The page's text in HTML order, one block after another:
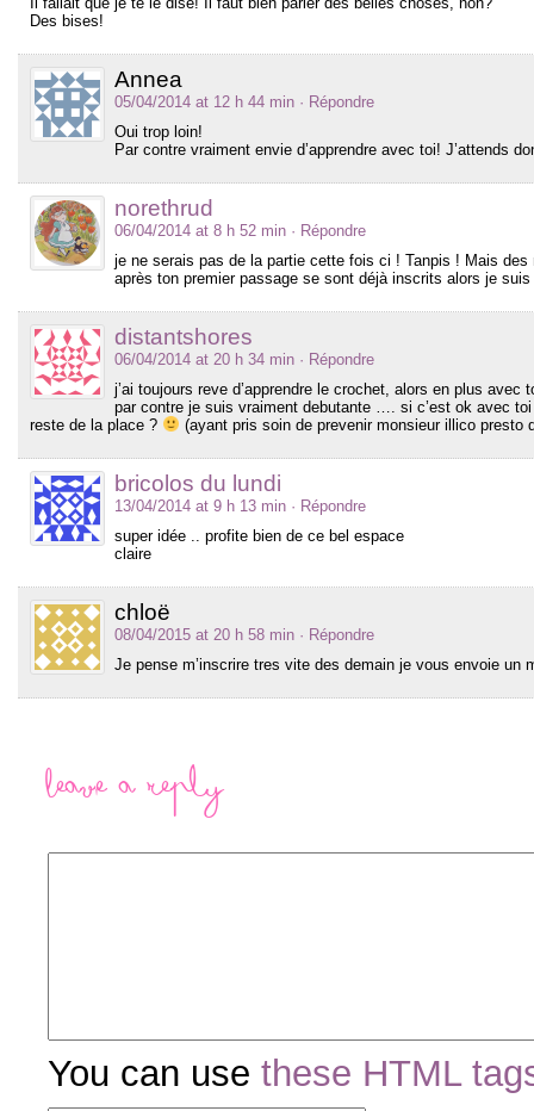
Des bises!
Annea
05/04/2014 at 12 h 44 min · Répondre
Oui trop loin!
Par contre vraiment envie d’apprendre avec toi! J’attends
norethrud
06/04/2014 at 8 h 52 min · Répondre
je ne serais pas de la partie cette fois ci ! Tanpis ! Mais des
après ton premier passage se sont déjà inscrits alors je
distantshores
06/04/2014 at 20 h 34 min · Répondre
j’ai toujours reve d’apprendre le crochet, alors en plus
par contre je suis vraiment debutante …. si c’est ok avec
reste de la place ?
(ayant pris soin de prevenir monsieur illico presto
bricolos du lundi
13/04/2014 at 9 h 13 min · Répondre
super idée .. profite bien de ce bel espace
claire
chloë
08/04/2015 at 20 h 58 min · Répondre
Je pense m’inscrire tres vite des demain je vous envoie un
Leave a Reply
You can use these HTML